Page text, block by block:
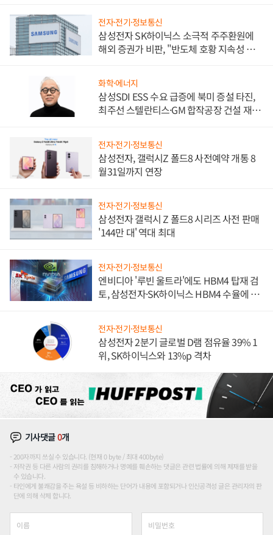
전자·전기·정보통신
삼성전자 SK하이닉스 소극적 주주환원에
해외 증권가 비판, "반도체 호황 지속성 의
화학·에너지
삼성SDI ESS 수요 급증에 북미 증설 타진,
최주선 스텔란티스·GM 합작공장 건설 재추
전자·전기·정보통신
삼성전자, 갤럭시Z 폴드8 사전예약 개통 8
월31일까지 연장
전자·전기·정보통신
삼성전자 갤럭시 Z 폴드8 시리즈 사전 판매
'144만 대' 역대 최대
전자·전기·정보통신
엔비디아 '루빈 울트라'에도 HBM4 탑재 검
토, 삼성전자·SK하이닉스 HBM4 수율에 주
전자·전기·정보통신
삼성전자 2분기 글로벌 D램 점유율 39% 1
위, SK하이닉스와 13%p 격차
기사댓글0개
200자까지 쓰실 수 있습니다. (현재 0 byte / 최대 400byte)
저작권 등 다른 사람의 권리를 침해하거나 명예를 훼손하는 댓글은 관련 법률에 의해 제재를 받을
수 있습니다.
타인에게 불쾌감을 주는 욕설 등 비하하는 단어가 내용에 포함되거나 인신공격성 글은 관리자의 판
단에 의해 삭제 합니다.